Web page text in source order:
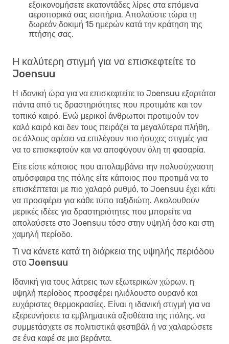
εξοικονομήσετε εκατοντάδες λίρες στα επόμενα
αεροπορικά σας εισιτήρια. Απολαύστε τώρα τη
δωρεάν δοκιμή 15 ημερών κατά την κράτηση της
πτήσης σας.
Η καλύτερη στιγμή για να επισκεφτείτε το
Joensuu
Η ιδανική ώρα για να επισκεφτείτε το Joensuu εξαρτάται
πάντα από τις δραστηριότητες που προτιμάτε και τον
τοπικό καιρό. Ενώ μερικοί άνθρωποι προτιμούν τον
καλό καιρό και δεν τους πειράζει τα μεγαλύτερα πλήθη,
σε άλλους αρέσει να επιλέγουν πιο ήσυχες στιγμές για
να το επισκεφτούν και να αποφύγουν όλη τη φασαρία.
Είτε είστε κάποιος που απολαμβάνει την πολυσύχναστη
ατμόσφαιρα της πόλης είτε κάποιος που προτιμά να το
επισκέπτεται με πιο χαλαρό ρυθμό, το Joensuu έχει κάτι
να προσφέρει για κάθε τύπο ταξιδιώτη. Ακολουθούν
μερικές ιδέες για δραστηριότητες που μπορείτε να
απολαύσετε στο Joensuu τόσο στην υψηλή όσο και στη
χαμηλή περίοδο.
Τι να κάνετε κατά τη διάρκεια της υψηλής περιόδου
στο Joensuu
Ιδανική για τους λάτρεις των εξωτερικών χώρων, η
υψηλή περίοδος προσφέρει ηλιόλουστο ουρανό και
ευχάριστες θερμοκρασίες. Είναι η ιδανική στιγμή για να
εξερευνήσετε τα εμβληματικά αξιοθέατα της πόλης, να
συμμετάσχετε σε πολιτιστικά φεστιβάλ ή να χαλαρώσετε
σε ένα καφέ σε μια βεράντα.